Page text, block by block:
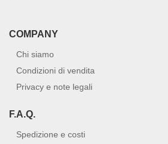
COMPANY
Chi siamo
Condizioni di vendita
Privacy e note legali
F.A.Q.
Spedizione e costi